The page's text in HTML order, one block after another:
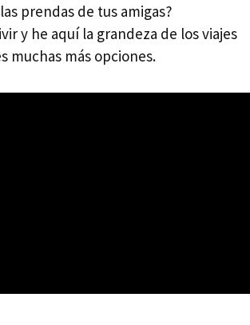
prendas de tus amigas?
y he aquí la grandeza de los viajes
muchas más opciones.